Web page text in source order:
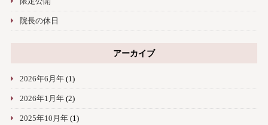
院長の休日
アーカイブ
2026年6月年(1)
2026年1月年(2)
2025年10月年(1)